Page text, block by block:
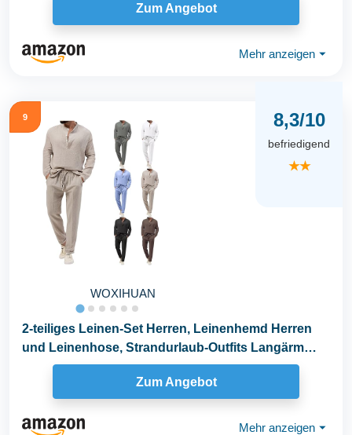
Zum Angebot
Mehr anzeigen ⏷
9
WOXIHUAN
8,3/10
befriedigend
★★
2-teiliges Leinen-Set Herren, Leinenhemd Herren
und Leinenhose, Strandurlaub-Outfits Langärm
Leinen...
Zum Angebot
Mehr anzeigen ⏷